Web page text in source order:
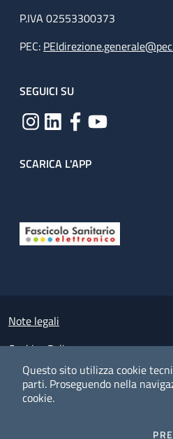
Questo sito utilizza cookie
parti. Proseguendo nella
cookie.
P.IVA 02553300373
PEC:
SEGUICI SU
SCARICA L'APP
Small prints
Note legali
Cookies Policy
Policy privacy e protezione del
Albo pretorio on-line